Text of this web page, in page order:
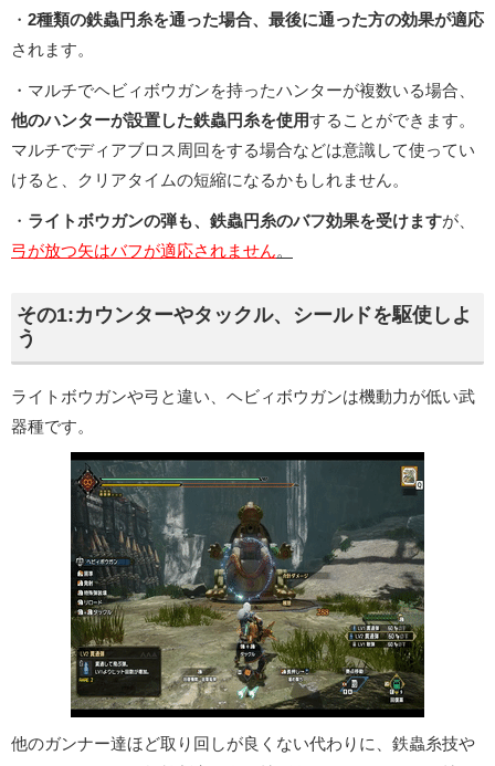
・ 2種類の鉄蟲円糸を通った場合、最後に通った方の効果が適応
されます。
・マルチでヘビィボウガンを持ったハンターが複数いる場合、
他のハンターが設置した鉄蟲円糸を使用することができます。
マルチでディアブロス周回をする場合などは意識して使ってい
けると、クリアタイムの短縮になるかもしれません。
・ ライトボウガンの弾も、鉄蟲円糸のバフ効果を受けますが、
弓が放つ矢はバフが適応されません。
その1:カウンターやタックル、シールドを駆使しよ
う
ライトボウガンや弓と違い、ヘビィボウガンは機動力が低い武
器種です。
他のガンナー達ほど取り回しが良くない代わりに、鉄蟲糸技や